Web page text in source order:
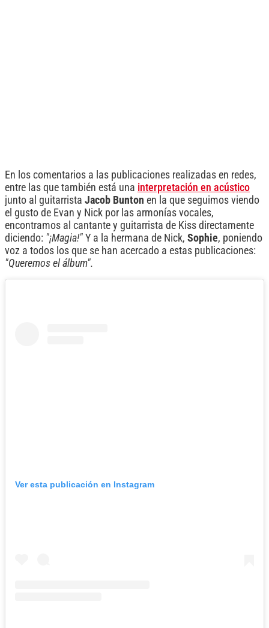
En los comentarios a las publicaciones realizadas en redes,
entre las que también está una interpretación en acústico
junto al guitarrista Jacob Bunton en la que seguimos viendo
el gusto de Evan y Nick por las armonías vocales,
encontramos al cantante y guitarrista de Kiss directamente
diciendo: "¡Magia!" Y a la hermana de Nick, Sophie, poniendo
voz a todos los que se han acercado a estas publicaciones:
"Queremos el álbum".
Ver esta publicación en Instagram